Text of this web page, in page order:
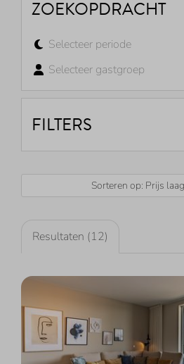
ZOEKOPDRACHT
Selecteer periode
Selecteer gastgroep
FILTERS
Sorteren op: Prijs
Resultaten (12)